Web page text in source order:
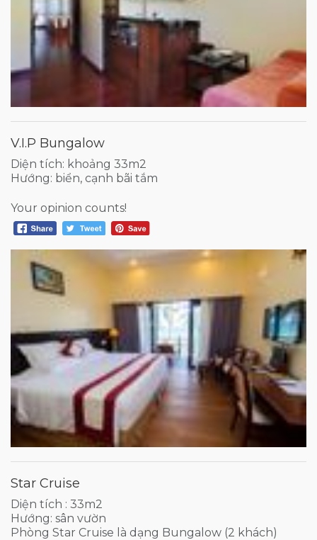
V.I.P Bungalow
Diện tích: khoảng 33m2
Hướng: biển, cạnh bãi tắm
Your opinion counts!
Star Cruise
Diện tích : 33m2
Hướng: sân vườn
Phòng Star Cruise là dạng Bungalow (2 khách)